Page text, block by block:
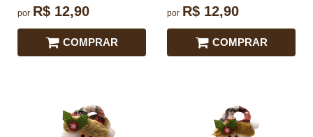
por R$ 12,90
COMPRAR
por R$ 12,90
COMPRAR